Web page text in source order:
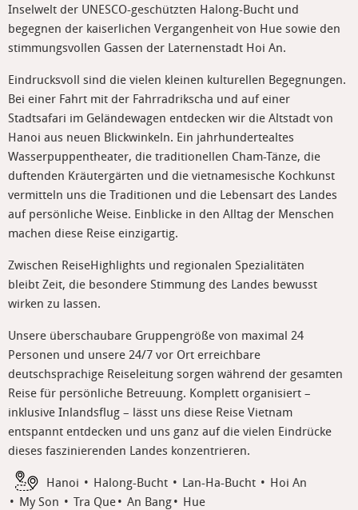
Inselwelt der UNESCO-geschützten Halong-Bucht und
begegnen der kaiserlichen Vergangenheit von Hue sowie den
stimmungsvollen Gassen der Laternenstadt Hoi An.
Eindrucksvoll sind die vielen kleinen kulturellen Begegnungen.
Bei einer Fahrt mit der Fahrradrikscha und auf einer
Stadtsafari im Geländewagen entdecken wir die Altstadt von
Hanoi aus neuen Blickwinkeln. Ein jahrhundertealtes
Wasserpuppentheater, die traditionellen Cham-Tänze, die
duftenden Kräutergärten und die vietnamesische Kochkunst
vermitteln uns die Traditionen und die Lebensart des Landes
auf persönliche Weise. Einblicke in den Alltag der Menschen
machen diese Reise einzigartig.
Zwischen ReiseHighlights und regionalen Spezialitäten
bleibt Zeit, die besondere Stimmung des Landes bewusst
wirken zu lassen.
Unsere überschaubare Gruppengröße von maximal 24
Personen und unsere 24/7 vor Ort erreichbare
deutschsprachige Reiseleitung sorgen während der gesamten
Reise für persönliche Betreuung. Komplett organisiert –
inklusive Inlandsflug – lässt uns diese Reise Vietnam
entspannt entdecken und uns ganz auf die vielen Eindrücke
dieses faszinierenden Landes konzentrieren.
Hanoi
Halong-Bucht Lan-Ha-Bucht
Hoi An
My Son
Tra Que An Bang Hue